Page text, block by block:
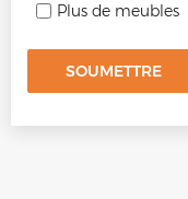
Plus de meubles
SOUMETTRE